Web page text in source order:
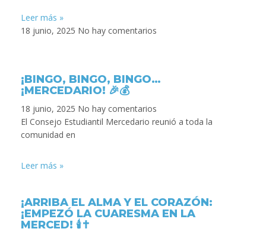
Leer más »
18 junio, 2025 No hay comentarios
¡BINGO, BINGO, BINGO…
¡MERCEDARIO! 🎉💰
18 junio, 2025 No hay comentarios
El Consejo Estudiantil Mercedario reunió a toda la
comunidad en
Leer más »
¡ARRIBA EL ALMA Y EL CORAZÓN:
¡EMPEZÓ LA CUARESMA EN LA
MERCED! 🕯️✝️